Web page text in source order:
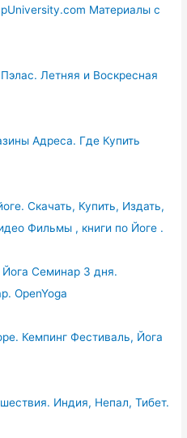
Материалы с
Летняя и Воскресная
Адреса. Где Купить
Скачать, Купить, Издать,
Фильмы , книги по Йоге .
Йога Семинар 3 дня.
OpenYoga
Кемпинг Фестиваль, Йога
Индия, Непал, Тибет.